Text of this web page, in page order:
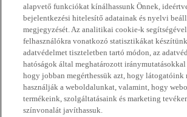
alapvető funkciókat kínálhassunk Önnek,
bejelentkezési hitelesítő adatainak és nyelvi
megjegyzését. Az analitikai cookie-k
felhasználókra vonatkozó statisztikákat
adatvédelmet tiszteletben tartó módon, az
hatóságok által meghatározott iránymutatásokkal
hogy jobban megérthessük azt, hogy látogatóink
használják a weboldalunkat, valamint, hogy
termékeink, szolgáltatásaink és marketing
színvonalát javíthassuk.